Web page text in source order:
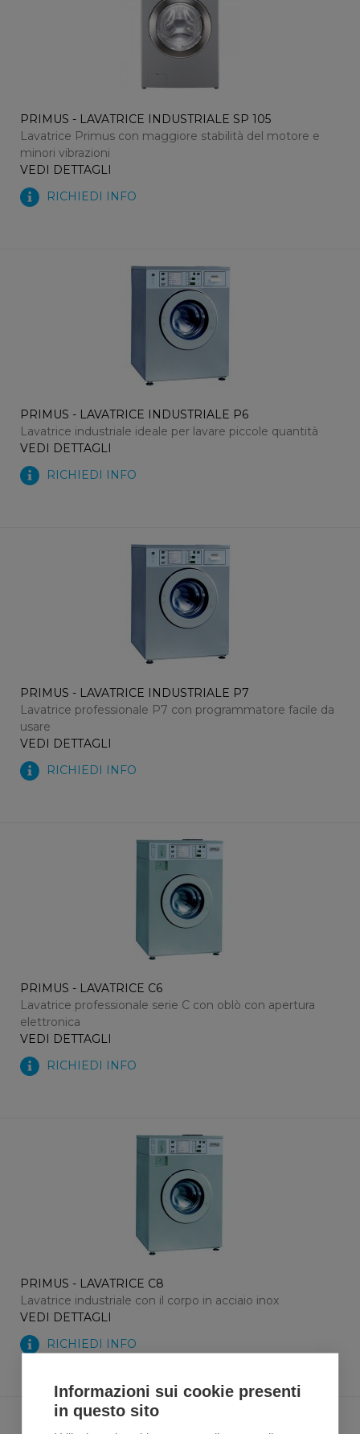
Informazioni sui cookie presenti
in questo sito
PRIMUS - LAVATRICE INDUSTRIALE SP 105
Lavatrice Primus con maggiore stabilità del motore e
minori vibrazioni
VEDI DETTAGLI
RICHIEDI INFO
PRIMUS - LAVATRICE INDUSTRIALE P6
Lavatrice industriale ideale per lavare piccole quantità
VEDI DETTAGLI
RICHIEDI INFO
PRIMUS - LAVATRICE INDUSTRIALE P7
Lavatrice professionale P7 con programmatore facile da
usare
VEDI DETTAGLI
RICHIEDI INFO
PRIMUS - LAVATRICE C6
Lavatrice professionale serie C con oblò con apertura
elettronica
VEDI DETTAGLI
RICHIEDI INFO
PRIMUS - LAVATRICE C8
Lavatrice industriale con il corpo in acciaio inox
VEDI DETTAGLI
RICHIEDI INFO